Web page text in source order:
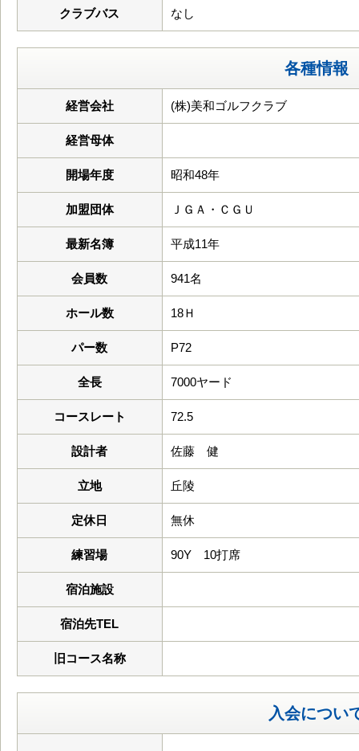
クラブバス なし
各種情報
経営会社 (株)美和ゴルフクラブ
経営母体
開場年度 昭和48年
加盟団体 ＪＧＡ・ＣＧＵ
最新名簿 平成11年
会員数 941名
ホール数 18Ｈ
パー数 P72
全長 7000ヤード
コースレート 72.5
設計者 佐藤 健
立地 丘陵
定休日 無休
練習場 90Y 10打席
宿泊施設
宿泊先TEL
旧コース名称
入会につい